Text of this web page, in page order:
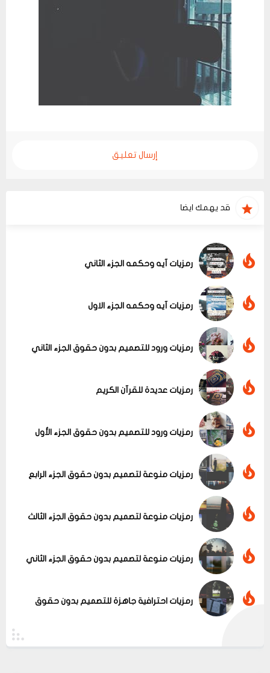
إرسال تعليق
قد يهمك ايضا
عرض الكل
رمزيات آيه وحكمه الجزء الثاني
رمزيات آيه وحكمه الجزء الاول
رمزيات ورود للتصميم بدون حقوق الجزء الثاني
رمزيات عديدة للقرآن الكريم
رمزيات ورود للتصميم بدون حقوق الجزء الأول
رمزيات منوعة لتصميم بدون حقوق الجزء الرابع
رمزيات منوعة لتصميم بدون حقوق الجزء الثالث
رمزيات منوعة لتصميم بدون حقوق الجزء الثاني
رمزيات احترافية جاهزة للتصميم بدون حقوق